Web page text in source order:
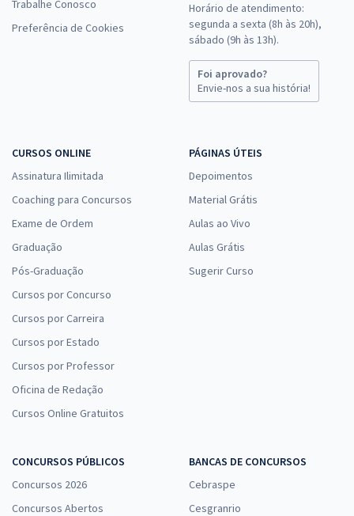
Trabalhe Conosco
Preferência de Cookies
Horário de atendimento:
segunda a sexta (8h às 20h),
sábado (9h às 13h).
Foi aprovado?
Envie-nos a sua história!
CURSOS ONLINE
Assinatura Ilimitada
Coaching para Concursos
Exame de Ordem
Graduação
Pós-Graduação
Cursos por Concurso
Cursos por Carreira
Cursos por Estado
Cursos por Professor
Oficina de Redação
Cursos Online Gratuitos
PÁGINAS ÚTEIS
Depoimentos
Material Grátis
Aulas ao Vivo
Aulas Grátis
Sugerir Curso
CONCURSOS PÚBLICOS
Concursos 2026
Concursos Abertos
BANCAS DE CONCURSOS
Cebraspe
Cesgranrio